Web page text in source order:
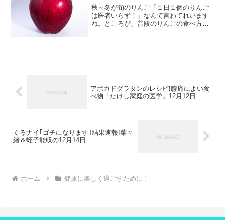
秋～冬が旬のりんご「１日１個のりんご
は医者いらず！」なんて言わてれいます
ね。ところが、普段のりんごの食べ方で
アボカドグラタンのレシピ!膝痛によい食
べ物「たけし家庭の医学」12月12日
ぐるナイ｢ゴチになります｣結果速報!菜々
緒＆蛭子能収の12月14日
ホーム 健康に楽しく過ごすために！